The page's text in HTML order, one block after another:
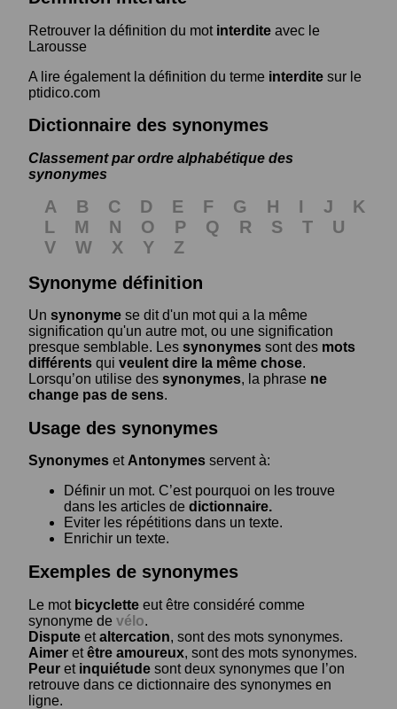
Retrouver la définition du mot interdite avec le
Larousse
A lire également la définition du terme interdite sur le
ptidico.com
Dictionnaire des synonymes
Classement par ordre alphabétique des
synonymes
A B C D E F G H I J
K
L
M N O P Q R S T
U
V
W X Y
Z
Synonyme définition
Un synonyme se dit d'un mot qui a la même
signification qu'un autre mot, ou une signification
presque semblable. Les synonymes sont des mots
différents qui veulent dire la même chose.
Lorsqu’on utilise des synonymes, la phrase ne
change pas de sens.
Usage des synonymes
Synonymes etAntonymes servent à:
Définir un mot. C’est pourquoi on les trouve
dans les articles de dictionnaire.
Eviter les répétitions dans un texte.
Enrichir un texte.
Exemples de synonymes
Le mot bicyclette eut être considéré comme
synonyme de vélo.
Dispute etaltercation, sont des mots synonymes.
Aimer etêtre amoureux, sont des mots synonymes.
Peur et inquiétude sont deux synonymes que l’on
retrouve dans ce dictionnaire des synonymes en
ligne.